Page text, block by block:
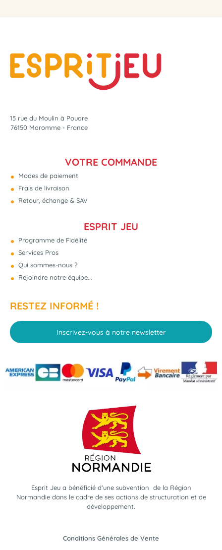
15 rue du Moulin à Poudre
76150 Maromme - France
VOTRE COMMANDE
Modes de paiement
Frais de livraison
Retour, échange & SAV
ESPRIT JEU
Programme de Fidélité
Services Pros
Qui sommes-nous ?
Rejoindre notre équipe...
RESTEZ INFORMÉ !
Inscrivez-vous à notre newsletter
Esprit Jeu a bénéficié d'une subvention de la Région
Normandie dans le cadre de ses actions de structuration et de
développement.
Conditions Générales de Vente